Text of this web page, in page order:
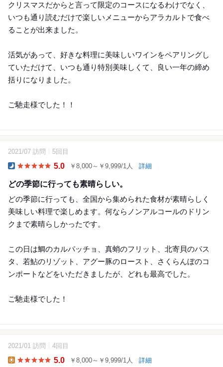
クリスマスだからと言って限定のコースになるわけでなく、
いつも通り読むだけで楽しいメニューからアラカルトで食べ
ることが出来ました。
活気があって、好きな料理に美味しいワインをペアリングし
ていただけて、いつも通り特別美味しくて、良い一年の締め
括りになりました。
ご馳走様でした！！
9
2021/07 訪問 5回目
5.0 ￥8,000～￥9,999/1人 詳細
どの季節に行っても素晴らしい。
どの季節に行っても、全国から集められた食材が素晴らしく
美味しい料理で楽しめます。何ならノンアルコールのドリン
クまで素晴らしかったです。
この日は鯛のカルパッチョ、真蛸のフリット、北寄貝のパス
タ、若鮎のリゾット、アグー豚のロースト、さくらんぼのコ
ンポートなどをいただきましたが、どれも最高でした。
ご馳走様でした！
8
2021/01 訪問 4回目
5.0 ￥8,000～￥9,999/1人 詳細